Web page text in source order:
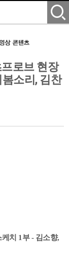
프로브 현장
소리, 김찬
치 1부 - 김소향,